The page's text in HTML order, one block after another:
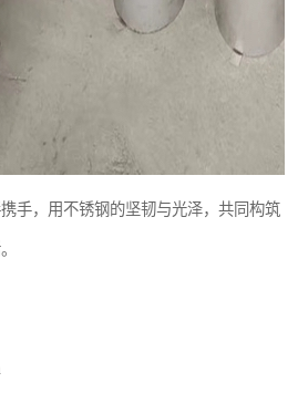
手，用不锈钢的坚韧与光泽，共同构筑